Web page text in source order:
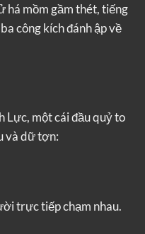
há mồm gầm thét, tiếng
công kích đánh ập về
Lực, một cái đầu quỷ to
và dữ tợn:
trực tiếp chạm nhau.